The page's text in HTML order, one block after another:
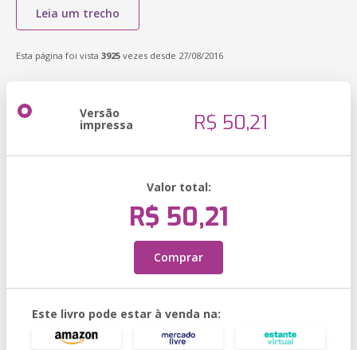
Leia um trecho
Esta página foi vista 3925 vezes desde 27/08/2016
Versão
impressa R$ 50,21
Valor total:
R$ 50,21
Comprar
Este livro pode estar à venda na: